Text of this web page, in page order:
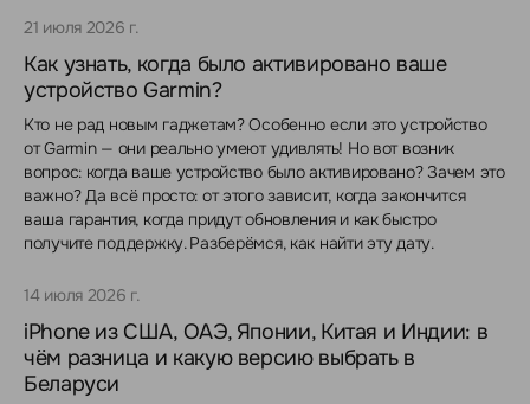
21 июля 2026 г.
Как узнать, когда было активировано ваше
устройство Garmin?
Кто не рад новым гаджетам? Особенно если это устройство
от Garmin — они реально умеют удивлять! Но вот возник
вопрос: когда ваше устройство было активировано? Зачем это
важно? Да всё просто: от этого зависит, когда закончится
ваша гарантия, когда придут обновления и как быстро
получите поддержку. Разберёмся, как найти эту дату.
14 июля 2026 г.
iPhone из США, ОАЭ, Японии, Китая и Индии: в
чём разница и какую версию выбрать в
Беларуси